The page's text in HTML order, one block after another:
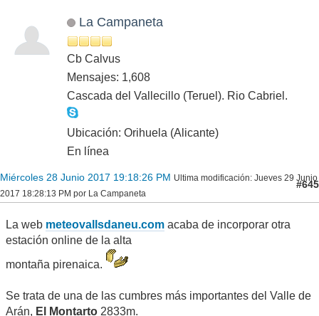
La Campaneta
Cb Calvus
Mensajes: 1,608
Cascada del Vallecillo (Teruel). Rio Cabriel.
Ubicación: Orihuela (Alicante)
En línea
Miércoles 28 Junio 2017 19:18:26 PM Ultima modificación: Jueves 29 Junio
2017 18:28:13 PM por La Campaneta
#645
La web meteovallsdaneu.com acaba de incorporar otra
estación online de la alta
montaña pirenaica.
Se trata de una de las cumbres más importantes del Valle de
Arán, El Montarto 2833m.